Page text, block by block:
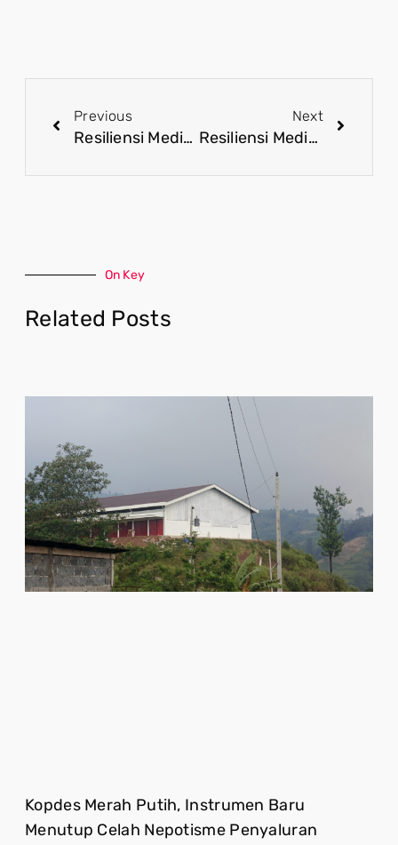
Previous
Resiliensi Media Diperkuat lewat Transformasi Literasi Digital Berbasis AI
Next
Resiliensi Media dan Arah Baru Literasi Digital di Era AI
On Key
Related Posts
Kopdes Merah Putih, Instrumen Baru
Menutup Celah Nepotisme Penyaluran